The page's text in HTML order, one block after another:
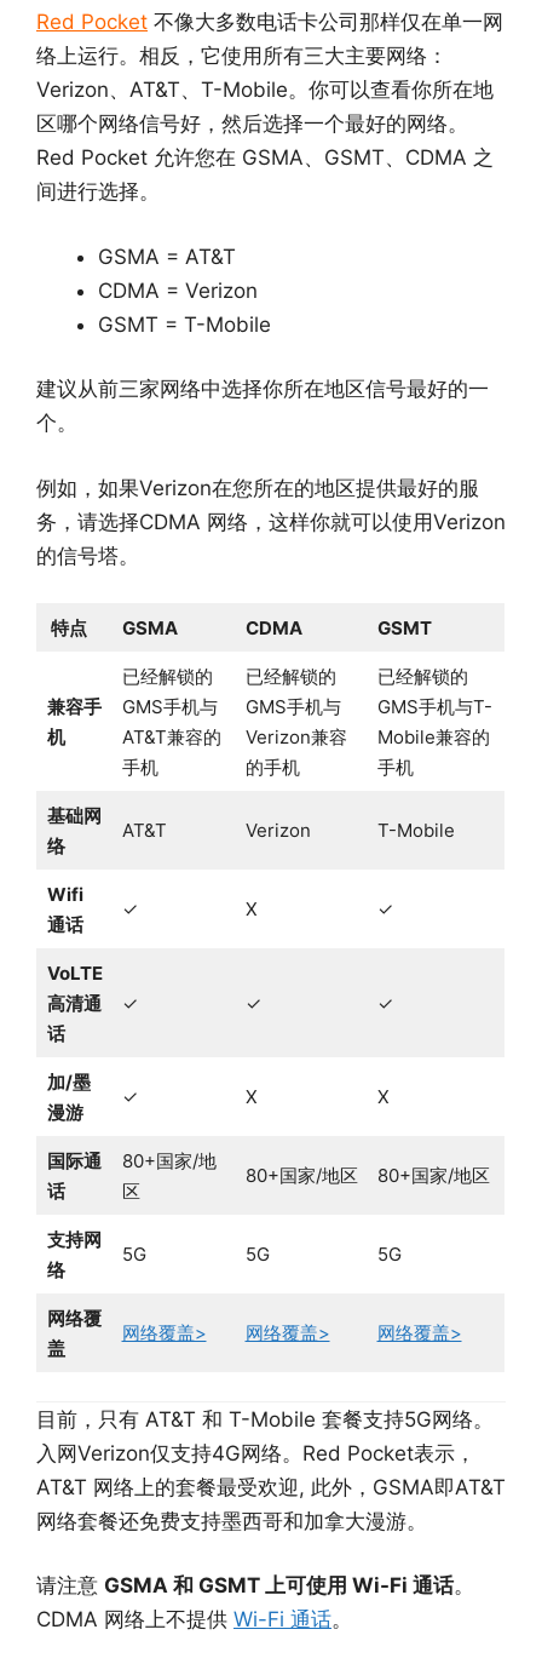
Red Pocket 不像大多数电话卡公司那样仅在单一网
络上运行。相反，它使用所有三大主要网络：
Verizon、AT&T、T-Mobile。你可以查看你所在地
区哪个网络信号好，然后选择一个最好的网络。
Red Pocket 允许您在 GSMA、GSMT、CDMA 之
间进行选择。
GSMA = AT&T
CDMA = Verizon
GSMT = T-Mobile
建议从前三家网络中选择你所在地区信号最好的一
个。
例如，如果Verizon在您所在的地区提供最好的服
务，请选择CDMA 网络，这样你就可以使用Verizon
的信号塔。
特点 GSMA CDMA GSMT
兼容手
机
已经解锁的
GMS手机与
AT&T兼容的
手机
已经解锁的
GMS手机与
Verizon兼容
的手机
已经解锁的
GMS手机与T-
Mobile兼容的
手机
基础网
络
AT&T Verizon T-Mobile
Wifi
通话
✓ X ✓
VoLTE
高清通
话
✓ ✓ ✓
加/墨
漫游
✓ X X
国际通
话
80+国家/地
区
80+国家/地区 80+国家/地区
支持网
络
5G 5G 5G
网络覆
盖
网络覆盖> 网络覆盖> 网络覆盖>
目前，只有 AT&T 和 T-Mobile 套餐支持5G网络。
入网Verizon仅支持4G网络。Red Pocket表示，
AT&T 网络上的套餐最受欢迎, 此外，GSMA即AT&T
网络套餐还免费支持墨西哥和加拿大漫游。
请注意 GSMA 和 GSMT 上可使用 Wi-Fi 通话。
CDMA 网络上不提供 Wi-Fi 通话。